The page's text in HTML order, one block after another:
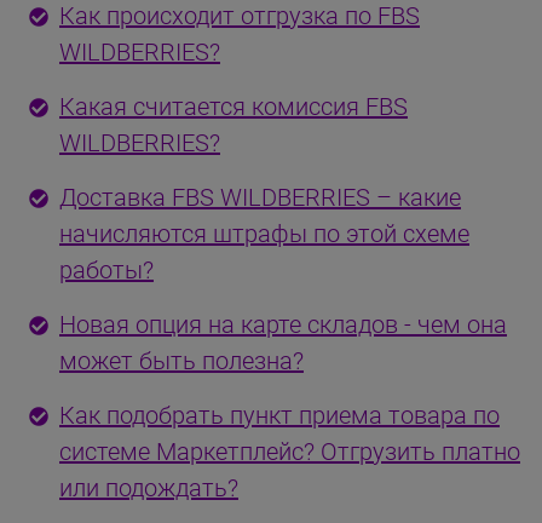
Как происходит отгрузка по FBS
WILDBERRIES?
Какая считается комиссия FBS
WILDBERRIES?
Доставка FBS WILDBERRIES – какие
начисляются штрафы по этой схеме
работы?
Новая опция на карте складов - чем она
может быть полезна?
Как подобрать пункт приема товара по
системе Маркетплейс? Отгрузить платно
или подождать?